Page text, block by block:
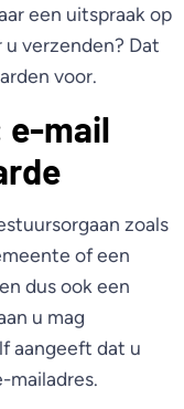
een uitspraak op
verzenden? Dat
voor.
e-mail
zoals
of een
dus ook een
u mag
aangeeft dat u
mailadres.